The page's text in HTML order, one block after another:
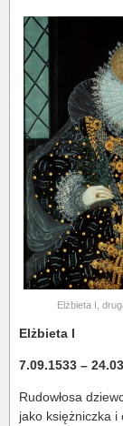
Elżbieta I,
Elżbieta I
7.09.1533 –
Rudowłosa
jako księżniczka i